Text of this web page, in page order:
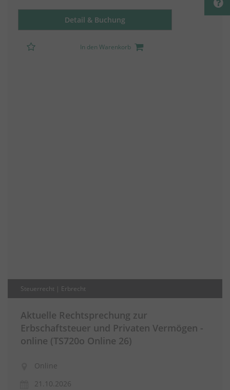
Detail & Buchung
In den Warenkorb
Steuerrecht | Erbrecht
Aktuelle Rechtsprechung zur
Erbschaftsteuer und Privaten Vermögen -
online (TS720o Online 26)
Online
21.10.2026